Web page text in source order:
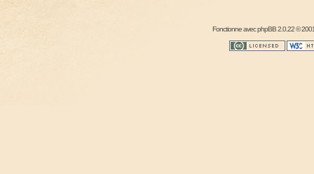
Fonctionne avecphpBB2.0.22 ©